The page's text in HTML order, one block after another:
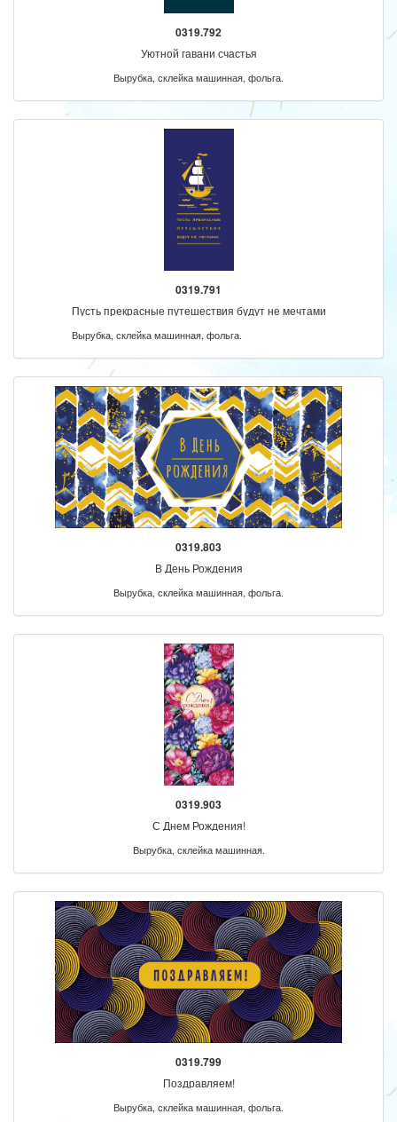
0319.792
Уютной гавани счастья
Вырубка, склейка машинная, фольга.
0319.791
Пусть прекрасные путешествия будут не мечтами
Вырубка, склейка машинная, фольга.
0319.803
В День Рождения
Вырубка, склейка машинная, фольга.
0319.903
С Днем Рождения!
Вырубка, склейка машинная.
0319.799
Поздравляем!
Вырубка, склейка машинная, фольга.